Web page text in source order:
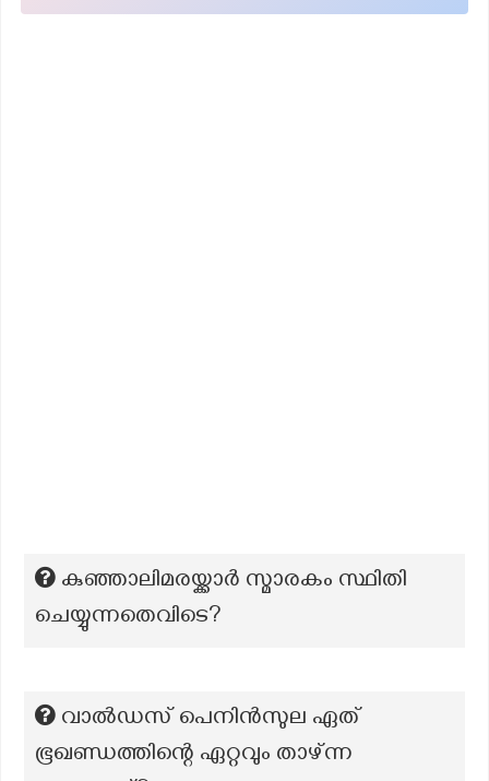
കു‍ഞ്ഞാലിമരയ്ക്കാര്‍ സ്മാരകം സ്ഥിതി
ചെയ്യുന്നതെവിടെ?
വാൽഡസ് പെനിൻസുല ഏത്
ഭൂഖണ്ഡത്തിന്റെ ഏറ്റവും താഴ്ന്ന